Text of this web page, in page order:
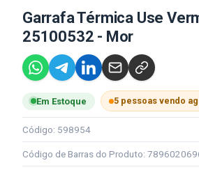
Garrafa Térmica Use
25100532 - Mor
Em Estoque 5 pessoas vendo
Código: 598954
Código de Barras do Produto: